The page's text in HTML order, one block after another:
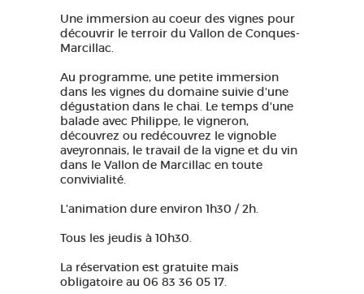
EDUCATIF GR 65 GROUPES PRESSE
MA SÉLECTION
FR
Une immersion au coeur des vignes pour
découvrir le terroir du Vallon de Conques-
Marcillac.
Au programme, une petite immersion
dans les vignes du domaine suivie d'une
dégustation dans le chai. Le temps d'une
balade avec Philippe, le vigneron,
découvrez ou redécouvrez le vignoble
aveyronnais, le travail de la vigne et du vin
dans le Vallon de Marcillac en toute
convivialité.
L'animation dure environ 1h30 / 2h.
Tous les jeudis à 10h30.
La réservation est gratuite mais
obligatoire au 06 83 36 05 17.